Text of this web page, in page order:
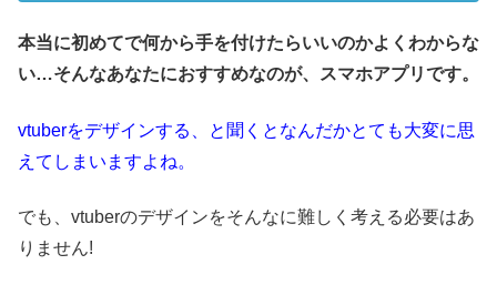
本当に初めてで何から手を付けたらいいのかよくわからな
い…そんなあなたにおすすめなのが、スマホアプリです。
vtuberをデザインする、と聞くとなんだかとても大変に思
えてしまいますよね。
でも、vtuberのデザインをそんなに難しく考える必要はあ
りません!